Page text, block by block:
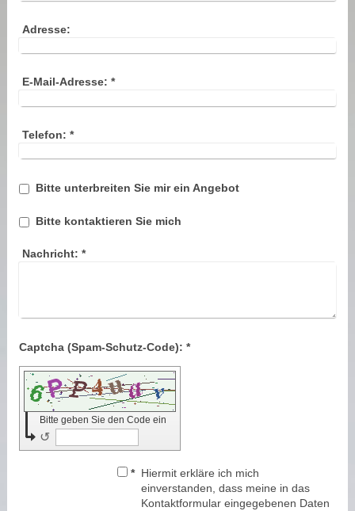
Adresse:
E-Mail-Adresse: *
Telefon: *
Bitte unterbreiten Sie mir ein Angebot
Bitte kontaktieren Sie mich
Nachricht: *
Captcha (Spam-Schutz-Code): *
Bitte geben Sie den Code ein
↺
* Hiermit erkläre ich mich
einverstanden, dass meine in das
Kontaktformular eingegebenen Daten